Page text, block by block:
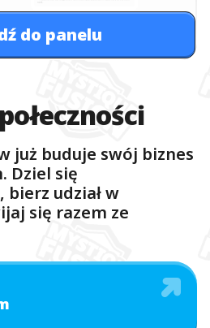
do panelu
już buduje swój biznes
Dziel się
udział w
się razem ze